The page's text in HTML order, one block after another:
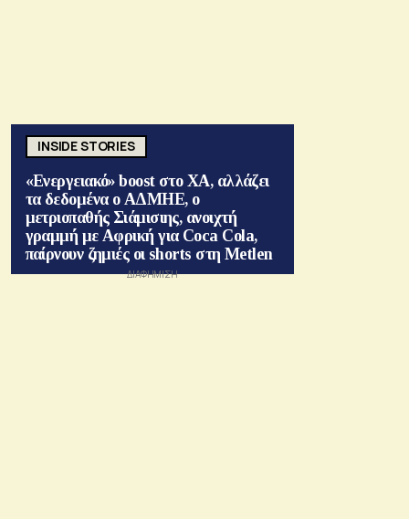
INSIDE STORIES
«Ενεργειακό» boost στο ΧΑ, αλλάζει
τα δεδομένα ο ΑΔΜΗΕ, ο
μετριοπαθής Σιάμισιης, ανοιχτή
γραμμή με Αφρική για Coca Cola,
παίρνουν ζημιές οι shorts στη Metlen